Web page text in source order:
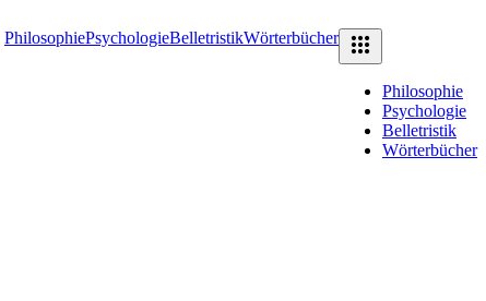
PhilosophiePsychologieBelletristikWörterbücher
Philosophie
Psychologie
Belletristik
Wörterbücher